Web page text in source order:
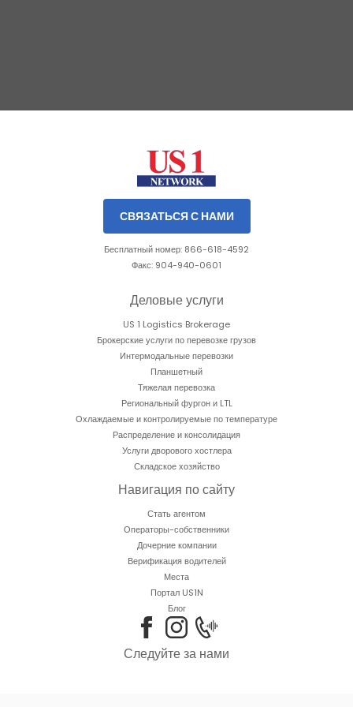
СВЯЗАТЬСЯ С НАМИ
Бесплатный номер: 866-618-4592
Факс: 904-940-0601
Деловые услуги
US 1 Logistics Brokerage
Брокерские услуги по перевозке грузов
Интермодальные перевозки
Планшетный
Тяжелая перевозка
Региональный фургон и LTL
Охлаждаемые и контролируемые по температуре
Распределение и консолидация
Услуги дворового хостлера
Складское хозяйство
Навигация по сайту
Стать агентом
Операторы-собственники
Дочерние компании
Верификация водителей
Места
Портал US1N
Блог
Следуйте за нами